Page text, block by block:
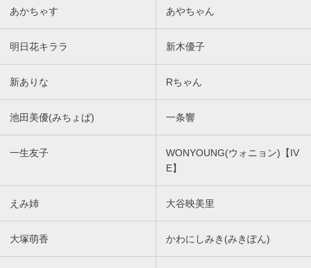
あかちゃす あやちゃん
明日花キララ 新木優子
新ありな Rちゃん
池田美優(みちょぱ) 一条響
一生友子
WONYOUNG(ウォニョン)【IV
E】
えみ姉 大谷映美里
大塚萌香 かわにしみき(みきぽん)